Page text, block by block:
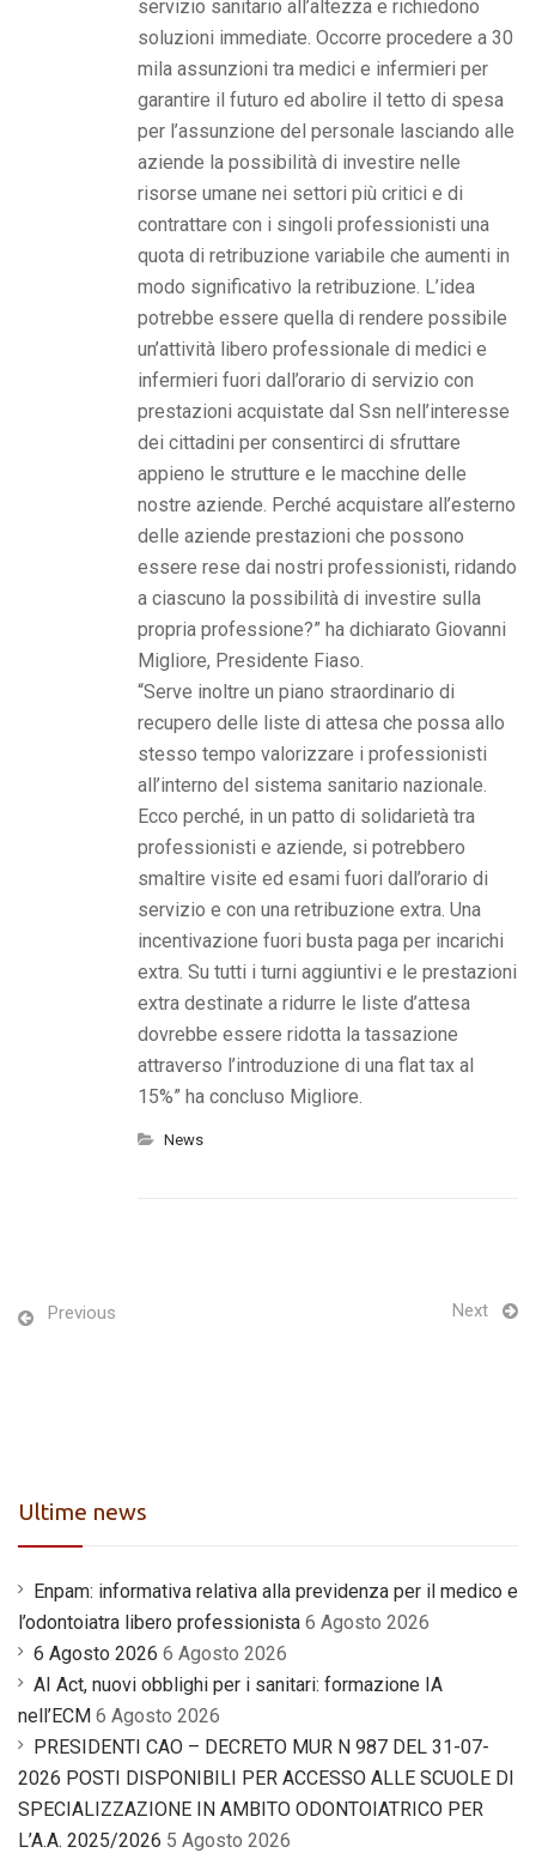
servizio sanitario all’altezza e richiedono
soluzioni immediate. Occorre procedere a 30
mila assunzioni tra medici e infermieri per
garantire il futuro ed abolire il tetto di spesa
per l’assunzione del personale lasciando alle
aziende la possibilità di investire nelle
risorse umane nei settori più critici e di
contrattare con i singoli professionisti una
quota di retribuzione variabile che aumenti in
modo significativo la retribuzione. L’idea
potrebbe essere quella di rendere possibile
un’attività libero professionale di medici e
infermieri fuori dall’orario di servizio con
prestazioni acquistate dal Ssn nell’interesse
dei cittadini per consentirci di sfruttare
appieno le strutture e le macchine delle
nostre aziende. Perché acquistare all’esterno
delle aziende prestazioni che possono
essere rese dai nostri professionisti, ridando
a ciascuno la possibilità di investire sulla
propria professione?” ha dichiarato Giovanni
Migliore, Presidente Fiaso.
“Serve inoltre un piano straordinario di
recupero delle liste di attesa che possa allo
stesso tempo valorizzare i professionisti
all’interno del sistema sanitario nazionale.
Ecco perché, in un patto di solidarietà tra
professionisti e aziende, si potrebbero
smaltire visite ed esami fuori dall’orario di
servizio e con una retribuzione extra. Una
incentivazione fuori busta paga per incarichi
extra. Su tutti i turni aggiuntivi e le prestazioni
extra destinate a ridurre le liste d’attesa
dovrebbe essere ridotta la tassazione
attraverso l’introduzione di una flat tax al
15%” ha concluso Migliore.
News
Previous Next
Ultime news
Enpam: informativa relativa alla previdenza per il medico e
l’odontoiatra libero professionista 6 Agosto 2026
6 Agosto 2026 6 Agosto 2026
AI Act, nuovi obblighi per i sanitari: formazione IA
nell’ECM 6 Agosto 2026
PRESIDENTI CAO – DECRETO MUR N 987 DEL 31-07-
2026 POSTI DISPONIBILI PER ACCESSO ALLE SCUOLE DI
SPECIALIZZAZIONE IN AMBITO ODONTOIATRICO PER
L’A.A. 2025/2026 5 Agosto 2026